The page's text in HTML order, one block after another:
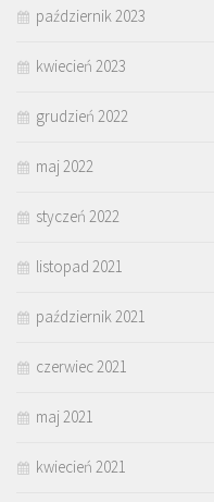
październik 2023
kwiecień 2023
grudzień 2022
maj 2022
styczeń 2022
listopad 2021
październik 2021
czerwiec 2021
maj 2021
kwiecień 2021